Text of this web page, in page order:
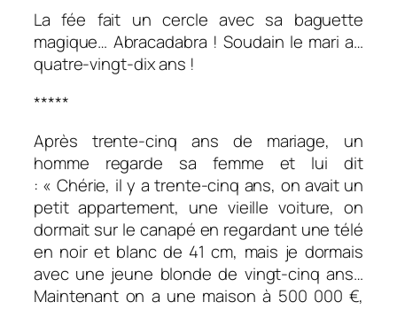
La fée fait un cercle avec sa baguette
magique… Abracadabra ! Soudain le mari a…
quatre-vingt-dix ans !
*****
Après trente-cinq ans de mariage, un
homme regarde sa femme et lui dit
: « Chérie, il y a trente-cinq ans, on avait un
petit appartement, une vieille voiture, on
dormait sur le canapé en regardant une télé
en noir et blanc de 41 cm, mais je dormais
avec une jeune blonde de vingt-cinq ans…
Maintenant on a une maison à 500 000 €,